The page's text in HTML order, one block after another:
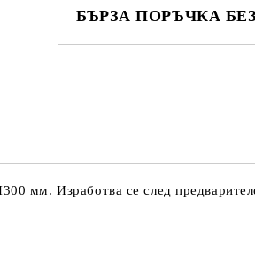
БЪРЗА ПОРЪЧКА
мм. Изработва се след